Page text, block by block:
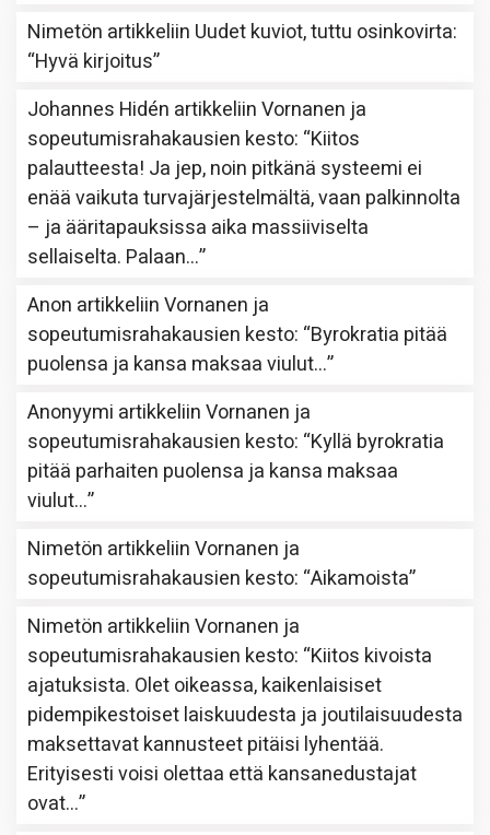
Nimetön artikkeliin Uudet kuviot, tuttu osinkovirta:
“Hyvä kirjoitus”
Johannes Hidén artikkeliinVornanen ja
sopeutumisrahakausien kesto: “Kiitos
palautteesta! Ja jep, noin pitkänä systeemi ei
enää vaikuta turvajärjestelmältä, vaan palkinnolta
– ja ääritapauksissa aika massiiviselta
sellaiselta. Palaan…”
Anon artikkeliinVornanen ja
sopeutumisrahakausien kesto: “Byrokratia pitää
puolensa ja kansa maksaa viulut…”
Anonyymi artikkeliinVornanen ja
sopeutumisrahakausien kesto: “Kyllä byrokratia
pitää parhaiten puolensa ja kansa maksaa
viulut…”
Nimetön artikkeliinVornanen ja
sopeutumisrahakausien kesto: “Aikamoista”
Nimetön artikkeliinVornanen ja
sopeutumisrahakausien kesto: “Kiitos kivoista
ajatuksista. Olet oikeassa, kaikenlaisiset
pidempikestoiset laiskuudesta ja joutilaisuudesta
maksettavat kannusteet pitäisi lyhentää.
Erityisesti voisi olettaa että kansanedustajat
ovat…”